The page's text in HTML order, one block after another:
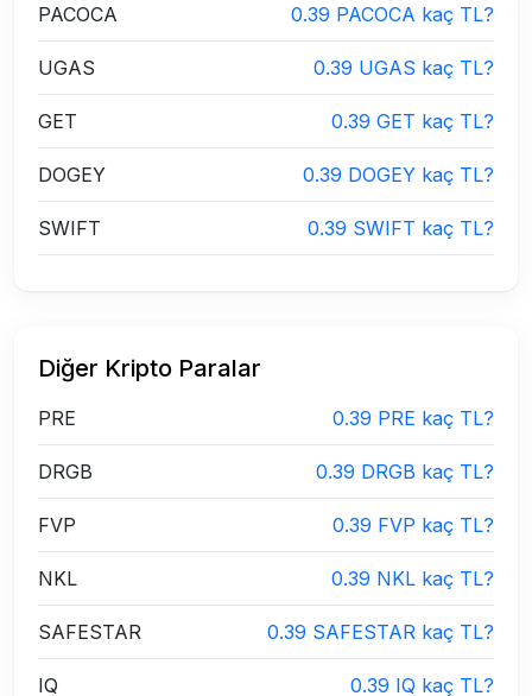
PACOCA 0.39 PACOCA kaç TL?
UGAS 0.39 UGAS kaç TL?
GET 0.39 GET kaç TL?
DOGEY 0.39 DOGEY kaç TL?
SWIFT 0.39 SWIFT kaç TL?
Diğer Kripto Paralar
PRE 0.39 PRE kaç TL?
DRGB 0.39 DRGB kaç TL?
FVP 0.39 FVP kaç TL?
NKL 0.39 NKL kaç TL?
SAFESTAR 0.39 SAFESTAR kaç TL?
IQ 0.39 IQ kaç TL?